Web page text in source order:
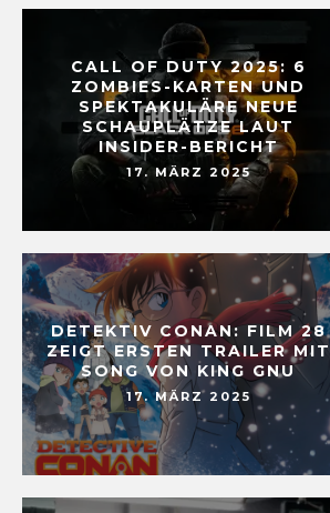
CALL OF DUTY 2025: 6
ZOMBIES-KARTEN UND
SPEKTAKULÄRE NEUE
SCHAUPLÄTZE LAUT
INSIDER-BERICHT
17. MÄRZ 2025
DETEKTIV CONAN: FILM 28
ZEIGT ERSTEN TRAILER MIT
SONG VON KING GNU
17. MÄRZ 2025